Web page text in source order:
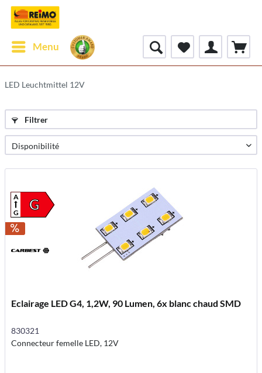
Menu
LED Leuchtmittel 12V
Filtrer
G
A
G
Eclairage LED G4, 1,2W, 90 Lumen, 6x blanc chaud SMD
830321
Connecteur femelle LED, 12V